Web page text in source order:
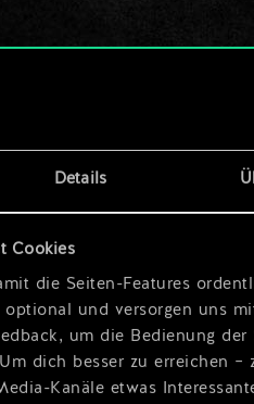
Details
Cookies
die Seiten-Features
und versorgen uns
um die Bedienung
dich besser zu erreichen –
Kanäle etwas